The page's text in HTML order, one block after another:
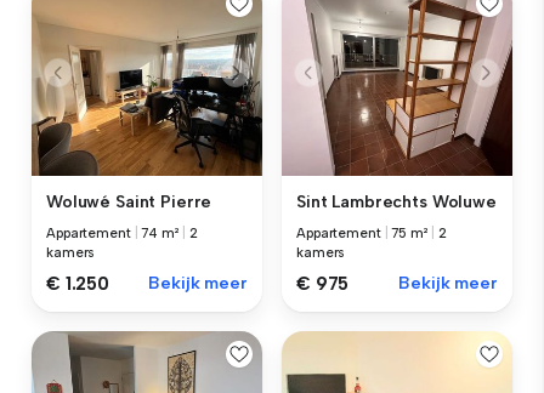
Woluwé Saint Pierre
Appartement |74 m²
2
kamers
€ 1.250 Bekijk meer
Sint Lambrechts Woluwe
Appartement |75 m²
2
kamers
€ 975 Bekijk meer